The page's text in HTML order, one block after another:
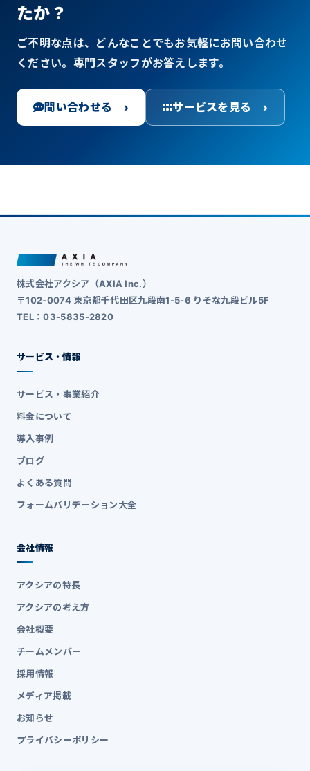
たか？
ご不明な点は、どんなことでもお気軽にお問い合わせ
ください。専門スタッフがお答えします。
問い合わせる › サービスを見る ›
株式会社アクシア（AXIA Inc.）
〒102-0074 東京都千代田区九段南1-5-6 りそな九段ビル5F
TEL：03-5835-2820
サービス・情報
サービス・事業紹介
料金について
導入事例
ブログ
よくある質問
フォームバリデーション大全
会社情報
アクシアの特長
アクシアの考え方
会社概要
チームメンバー
採用情報
メディア掲載
お知らせ
プライバシーポリシー